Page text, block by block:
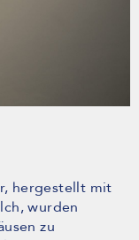
hergestellt mit
wurden
zu